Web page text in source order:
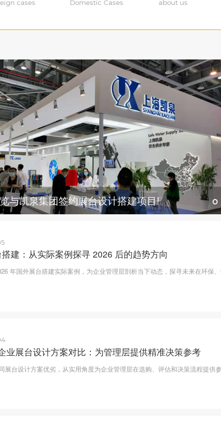
cases Domestic Cases about us
与凯泉集团签约展台设计搭建项目!
建：从实际案例探寻 2026 后的趋势方向
年国外展台搭建实际案例，为企业管理层剖析当下动态，探寻未来在环保
业展台设计方案对比：为管理层提供精准决策参考
展台设计方案优劣，从实用角度为企业管理层在选购、评估和决策流程提供